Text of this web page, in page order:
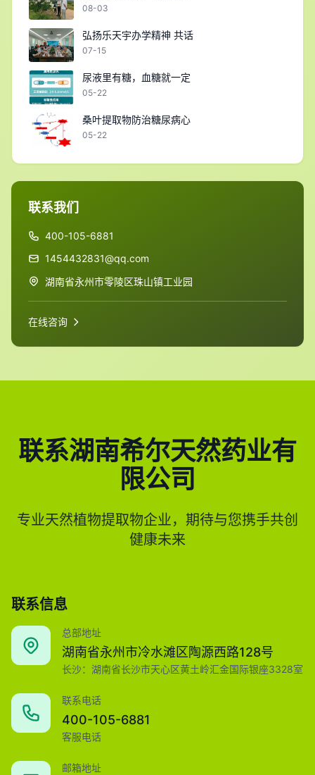
08-03
弘扬乐天宇办学精神 共话
07-15
尿液里有糖，血糖就一定
05-22
桑叶提取物防治糖尿病心
05-22
联系我们
400-105-6881
1454432831@qq.com
湖南省永州市零陵区珠山镇工业园
在线咨询
联系湖南希尔天然药业有
限公司
专业天然植物提取物企业，期待与您携手共创
健康未来
联系信息
总部地址
湖南省永州市冷水滩区陶源西路128号
长沙：湖南省长沙市天心区黄土岭汇金国际银座3328室
联系电话
400-105-6881
客服电话
邮箱地址